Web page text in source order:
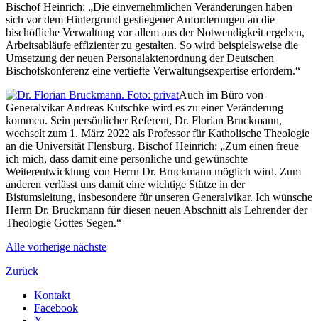
Bischof Heinrich: „Die einvernehmlichen Veränderungen haben
sich vor dem Hintergrund gestiegener Anforderungen an die
bischöfliche Verwaltung vor allem aus der Notwendigkeit ergeben,
Arbeitsabläufe effizienter zu gestalten. So wird beispielsweise die
Umsetzung der neuen Personalaktenordnung der Deutschen
Bischofskonferenz eine vertiefte Verwaltungsexpertise erfordern.“
Auch im Büro von
Generalvikar Andreas Kutschke wird es zu einer Veränderung
kommen. Sein persönlicher Referent, Dr. Florian Bruckmann,
wechselt zum 1. März 2022 als Professor für Katholische Theologie
an die Universität Flensburg. Bischof Heinrich: „Zum einen freue
ich mich, dass damit eine persönliche und gewünschte
Weiterentwicklung von Herrn Dr. Bruckmann möglich wird. Zum
anderen verlässt uns damit eine wichtige Stütze in der
Bistumsleitung, insbesondere für unseren Generalvikar. Ich wünsche
Herrn Dr. Bruckmann für diesen neuen Abschnitt als Lehrender der
Theologie Gottes Segen.“
Alle vorherige nächste
Zurück
Kontakt
Facebook